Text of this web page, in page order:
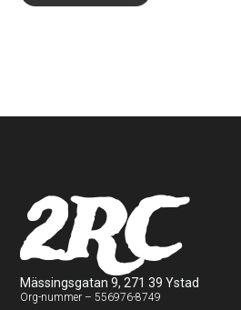
2RC
Mässingsgatan 9, 271 39 Ystad
Org-nummer – 556976-8749